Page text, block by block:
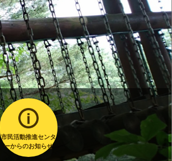
市民活動推進センタ
ーからのお知らせ